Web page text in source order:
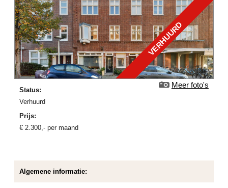
VERHUURD
Meer foto's
Status:
verhuurd
Prijs:
€ 2.300 ,- per maand
Algemene informatie: